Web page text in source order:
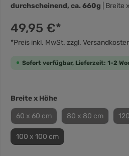
durchscheinend, ca. 660g
| Breite
49,95 €*
*Preis inkl. MwSt. zzgl.
Sofort verfügbar, Lieferzeit: 1-2
Breite x Höhe
60 x 60 cm 80 x 80 cm
100 x 100 cm